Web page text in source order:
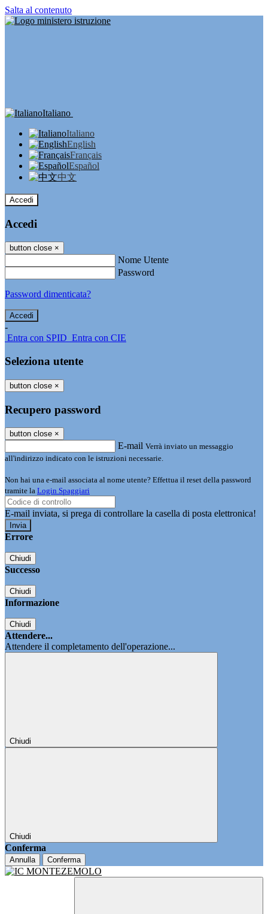
Salta al contenuto
Italiano
Italiano
English
Français
Español
中文
Accedi
Accedi
button close ×
Nome Utente
Password
Password dimenticata?
-
Entra con SPID Entra con CIE
Seleziona utente
button close ×
Recupero password
button close ×
E-mail Verrà inviato un messaggio
all'indirizzo indicato con le istruzioni necessarie.
Non hai una e-mail associata al nome utente? Effettua il reset della password
tramite la Login Spaggiari
E-mail inviata, si prega di controllare la casella di posta elettronica!
Errore
Chiudi
Successo
Chiudi
Informazione
Chiudi
Attendere...
Attendere il completamento dell'operazione...
Chiudi
Chiudi
Conferma
Annulla Conferma